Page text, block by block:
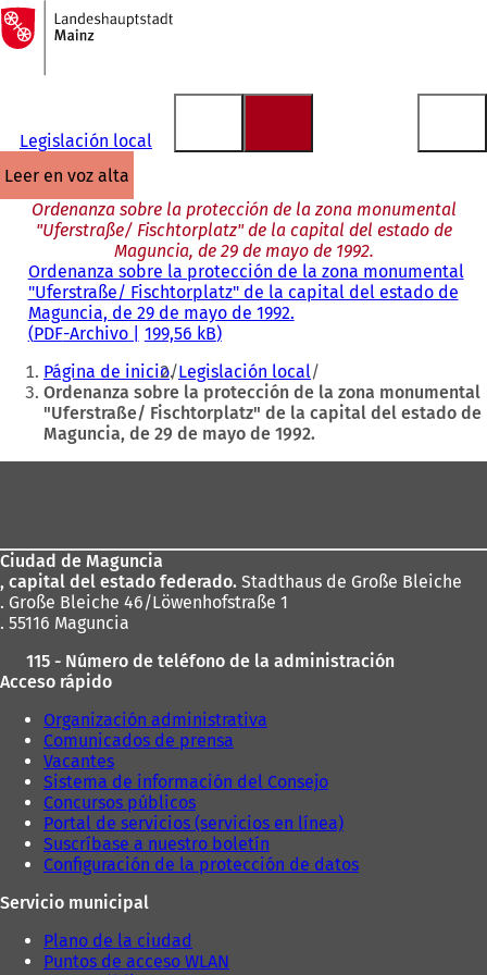
Saltar al contenido
A
la
página
Legislación local
leer en voz alta
Ordenanza sobre la protección de la zona monumental
"Uferstraße/ Fischtorplatz" de la capital del estado de
Maguncia, de 29 de mayo de 1992.
Ordenanza sobre la protección de la zona monumental
"Uferstraße/ Fischtorplatz" de la capital del estado de
Maguncia, de 29 de mayo de 1992.
PDF-Archivo 199,56 kB
Estás
aquí:
Página de inicio Legislación local
Ordenanza sobre la protección de la zona monumental
"Uferstraße/ Fischtorplatz" de la capital del estado de
Maguncia, de 29 de mayo de 1992.
pies
Ciudad de Maguncia
, capital del estado federado. Stadthaus de Große Bleiche
. Große Bleiche 46/Löwenhofstraße 1
. 55116 Maguncia
115 - Número de teléfono de la administración
Acceso rápido
Organización administrativa
Comunicados de prensa
Vacantes
Sistema de información del Consejo
Concursos públicos
Portal de servicios (servicios en línea)
Suscríbase a nuestro boletín
Configuración de la protección de datos
Servicio municipal
Plano de la ciudad
Puntos de acceso WLAN